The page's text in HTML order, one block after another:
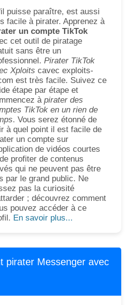
puisse paraître, est aussi
facile à pirater. Apprenez à
un compte TikTok
cet outil de piratage
sans être un
Pirater TikTok
Xploits cavec exploits-
est très facile. Suivez ce
étape par étape et
à pirater des
TikTok en un rien de
. Vous serez étonné de
à quel point il est facile de
un compte sur
de vidéos courtes
profiter de contenus
qui ne peuvent pas être
par le grand public. Ne
pas la curiosité
; découvrez comment
pouvez accéder à ce
En savoir plus...
pirater Messenger avec